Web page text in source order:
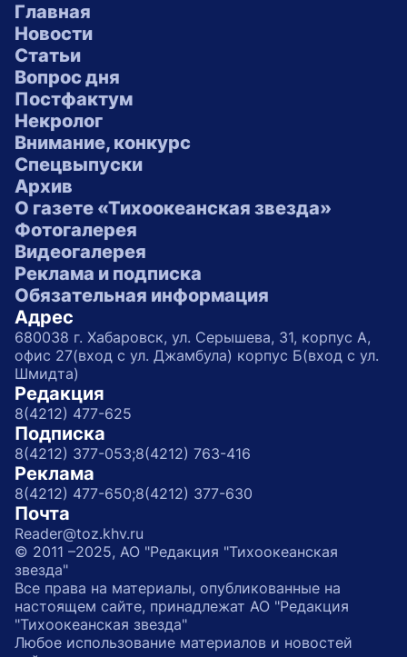
Главная
Новости
Статьи
Вопрос дня
Постфактум
Некролог
Внимание, конкурс
Спецвыпуски
Архив
О газете «Тихоокеанская звезда»
Фотогалерея
Видеогалерея
Реклама и подписка
Обязательная информация
Адрес
680038 г. Хабаровск, ул. Серышева, 31, корпус А,
офис 27(вход с ул. Джамбула) корпус Б(вход с ул.
Шмидта)
Редакция
8(4212) 477-625
Подписка
8(4212) 377-053;8(4212) 763-416
Реклама
8(4212) 477-650;8(4212) 377-630
Почта
Reader@toz.khv.ru
© 2011 –2025, АО "Редакция "Тихоокеанская
звезда"
Все права на материалы, опубликованные на
настоящем сайте, принадлежат АО "Редакция
"Тихоокеанская звезда"
Любое использование материалов и новостей